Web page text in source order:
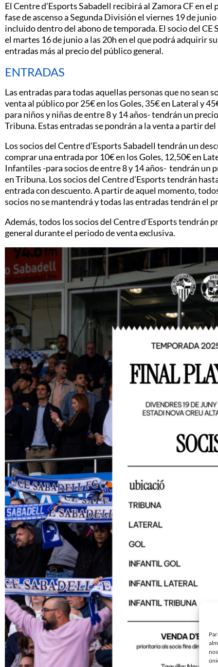
El Centre d’Esports Sabadell recibirá al Zamora CF en
fase de ascenso a Segunda División el viernes 19 de
incluido dentro del abono de temporada. El socio del
el martes 16 de junio a las 20h en el que podrá adquirir
entradas más al precio del público general.
ENTRADAS
Las entradas para todas aquellas personas que no sean
venta al público por 25€ en los Goles, 35€ en Lateral y
para niños y niñas de entre 8 y 14 años- tendrán un
Tribuna. Estas entradas se pondrán a la venta a partir
Los socios del Centre d’Esports Sabadell tendrán un
comprar una entrada por 10€ en los Goles, 12,50€ en
Infantiles -para socios de entre 8 y 14 años- tendrán un
en Tribuna. Los socios del Centre d’Esports tendrán
entrada con descuento. A partir de aquel momento,
socios no se mantendrá y todas las entradas tendrán el
Además, todos los socios del Centre d’Esports tendrán
general durante el periodo de venta exclusiva.